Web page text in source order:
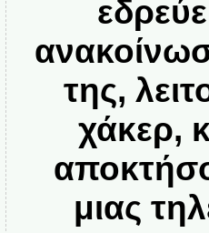
της,
χάκερ,
μιας